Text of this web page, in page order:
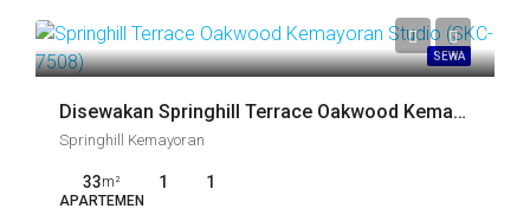
SEWA
Disewakan Springhill Terrace Oakwood Kemayoran Studio (SKC-7508)
Springhill Kemayoran
33m² 1 1
APARTEMEN